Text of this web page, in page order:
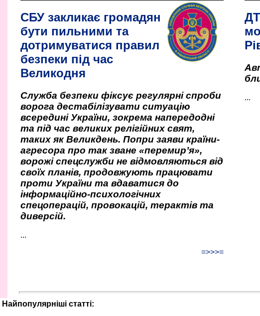
СБУ закликає громадян
бути пильними та
дотримуватися правил
безпеки під час
Великодня
Служба безпеки фіксує регулярні спроби
ворога дестабілізувати ситуацію
всередині України, зокрема напередодні
та під час великих релігійних свят,
таких як Великдень. Попри заяви країни-
агресора про так зване «перемир’я»,
ворожі спецслужби не відмовляються від
своїх планів, продовжують працювати
проти України та вдаватися до
інформаційно-психологічних
спецоперацій, провокацій, терактів та
диверсій.
...
=>>>=
...
Найпопулярніші статті: